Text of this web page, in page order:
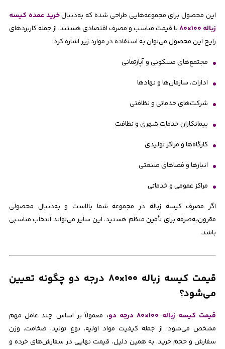
این محصول برای مجموعه‌هایی طراحی شده که به‌دنبالخرید عمده کیسه
زباله ۱۰۰×۸۰
با قیمت مناسب و مصرف اقتصادی هستند. از جمله کاربردهای
رایج این محصول می‌توان به استفاده در موارد زیر اشاره کرد:
مجتمع‌های مسکونی و آپارتمانی
ادارات، سازمان‌ها و نهادها
شرکت‌های خدماتی و نظافتی
پیمانکاران خدمات شهری و نظافت
کارگاه‌ها و مراکز تولیدی
انبارها و فضاهای صنعتی
مراکز عمومی و خدماتی
اگر مصرف کیسه زباله در مجموعه شما بالاست و به‌دنبال محصولی
مقرون‌به‌صرفه برای تأمین منظم هستید، این سایز می‌تواند انتخاب مناسبی
باشد.
قیمت کیسه زباله ۱۰۰×۸۰ درجه دو چگونه تعیین
می‌شود؟
قیمت کیسه زباله ۱۰۰×۸۰ درجه دو ، معمولاً بر اساس چند عامل مهم
مشخص می‌شود؛ از جمله کیفیت مواد اولیه، نوع تولید، ضخامت، وزن
سفارش و حجم خرید. به همین دلیل، قیمت نهایی در سفارش‌های خرده و